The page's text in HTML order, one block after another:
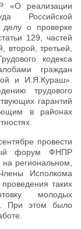
«О реализации
Российской
о проверке
129, частей
второй, третьей,
кодекса
граждан
и И.Я.Кураш».
трудового
гарантий
в районах
провести
форум ФНПР
региональном,
Исполкома
таких
молодых
При этом было